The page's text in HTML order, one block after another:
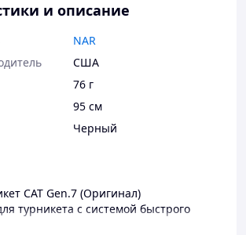
и описание
NAR
США
76 г
95 см
Черный
CAT Gen.7 (Оригинал)
турникета с системой быстрого